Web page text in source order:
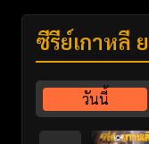
ซีรี่ย์เกาหลี
วันนี้